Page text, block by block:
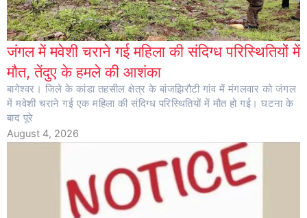
जंगल में मवेशी चराने गई महिला की संदिग्ध परिस्थितियों में
मौत, तेंदुए के हमले की आशंका
बागेश्वर। जिले के कांडा तहसील क्षेत्र के बांजझिरौटी गांव में मंगलवार को जंगल
में मवेशी चराने गई एक महिला की संदिग्ध परिस्थितियों में मौत हो गई। घटना के
बाद पूरे
August 4, 2026